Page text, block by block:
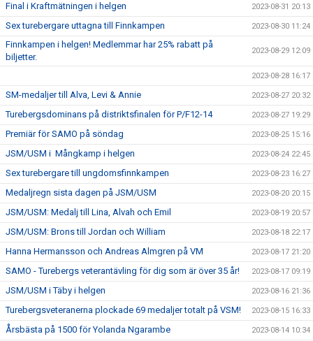
Final i Kraftmätningen i helgen 2023-08-31 20:13
Sex turebergare uttagna till Finnkampen 2023-08-30 11:24
Finnkampen i helgen! Medlemmar har 25% rabatt på
biljetter.
2023-08-29 12:09
2023-08-28 16:17
SM-medaljer till Alva, Levi & Annie 2023-08-27 20:32
Turebergsdominans på distriktsfinalen för P/F12-14 2023-08-27 19:29
Premiär för SAMO på söndag 2023-08-25 15:16
JSM/USM i Mångkamp i helgen 2023-08-24 22:45
Sex turebergare till ungdomsfinnkampen 2023-08-23 16:27
Medaljregn sista dagen på JSM/USM 2023-08-20 20:15
JSM/USM: Medalj till Lina, Alvah och Emil 2023-08-19 20:57
JSM/USM: Brons till Jordan och William 2023-08-18 22:17
Hanna Hermansson och Andreas Almgren på VM 2023-08-17 21:20
SAMO - Turebergs veterantävling för dig som är över 35 år! 2023-08-17 09:19
JSM/USM i Täby i helgen 2023-08-16 21:36
Turebergsveteranerna plockade 69 medaljer totalt på VSM! 2023-08-15 16:33
Årsbästa på 1500 för Yolanda Ngarambe 2023-08-14 10:34